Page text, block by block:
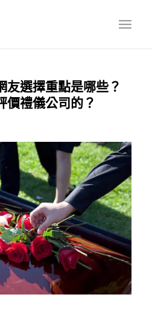
友選擇重點是哪些？
價禮儀公司的？